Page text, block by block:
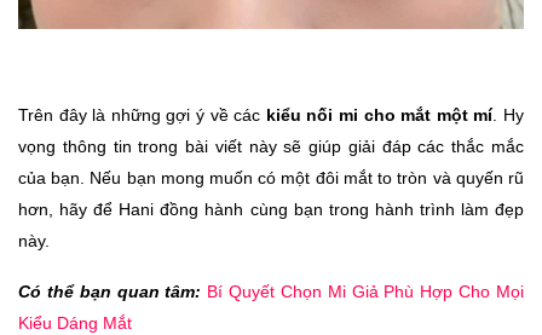
Trên đây là những gợi ý về các kiểu nối mi cho mắt một mí. Hy
vọng thông tin trong bài viết này sẽ giúp giải đáp các thắc mắc
của bạn. Nếu bạn mong muốn có một đôi mắt to tròn và quyến rũ
hơn, hãy để Hani đồng hành cùng bạn trong hành trình làm đẹp
này.
Có thể bạn quan tâm: Bí Quyết Chọn Mi Giả Phù Hợp Cho Mọi
Kiểu Dáng Mắt